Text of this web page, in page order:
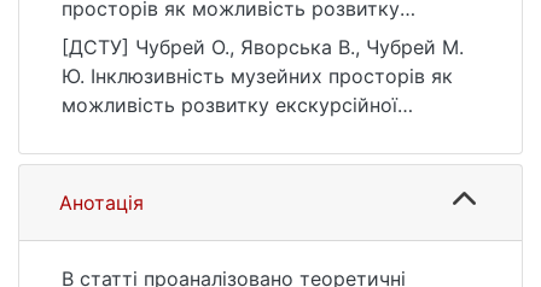
просторів як можливість розвитку
екскурсійної діяльності для осіб з
обмеженими можливостями.
Конструктивна географія та раціональне
використання природних ресурсів,
4(Спеціальний), 29–37.
4561.2024.4.special-4/19
[ДСТУ] Чубрей О., Яворська В., Чубрей М.
Ю. Інклюзивність музейних просторів як
можливість розвитку екскурсійної
можливостями. Конструктивна географія
та раціональне використання природних
ресурсів. 2024. Т. 4, № Спеціальний. С. 29
4561.2024.4.special-4/19 (дата звернення:
Анотація
В статті проаналізовано теоретичні